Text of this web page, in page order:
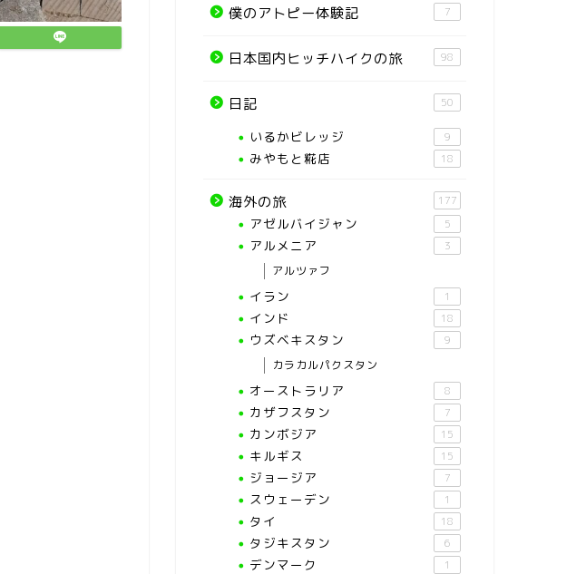
僕のアトピー体験記 7
日本国内ヒッチハイクの旅 98
日記 50
いるかビレッジ 9
みやもと糀店 18
海外の旅 177
アゼルバイジャン 5
アルメニア 3
アルツァフ
イラン 1
インド 18
ウズベキスタン 9
カラカルパクスタン
オーストラリア 8
カザフスタン 7
カンボジア 15
キルギス 15
ジョージア 7
スウェーデン 1
タイ 18
タジキスタン 6
デンマーク 1